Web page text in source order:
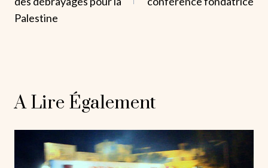
Palestine
A Lire Également